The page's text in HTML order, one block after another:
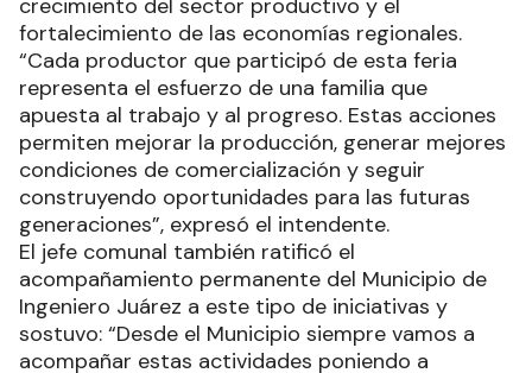
crecimiento del sector productivo y el
fortalecimiento de las economías regionales.
“Cada productor que participó de esta feria
representa el esfuerzo de una familia que
apuesta al trabajo y al progreso. Estas acciones
permiten mejorar la producción, generar mejores
condiciones de comercialización y seguir
construyendo oportunidades para las futuras
generaciones”, expresó el intendente.
El jefe comunal también ratificó el
acompañamiento permanente del Municipio de
Ingeniero Juárez a este tipo de iniciativas y
sostuvo: “Desde el Municipio siempre vamos a
acompañar estas actividades poniendo a